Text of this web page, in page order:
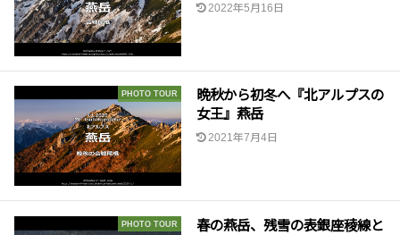
2022年5月16日
PHOTO TOUR
晩秋から初冬へ『北アルプスの
女王』燕岳
2021年7月4日
PHOTO TOUR
春の燕岳、残雪の表銀座稜線と